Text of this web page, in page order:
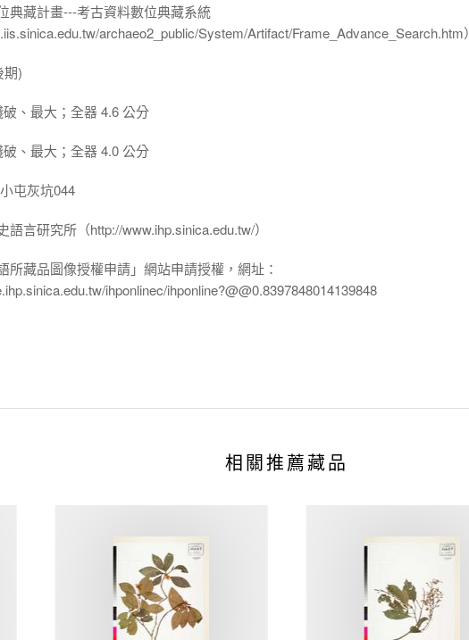
典藏計畫---考古資料數位典藏系統
archaeo2_public/System/Artifact/Frame_Advance_Search.htm）
期)
、最大；全器 4.6 公分
、最大；全器 4.0 公分
屯灰坑044
語言研究所（http://www.ihp.sinica.edu.tw/）
所藏品圖像授權申請」網站申請授權，網址：
ihponlinec/ihponline?@@0.8397848014139848
相關推薦藏品